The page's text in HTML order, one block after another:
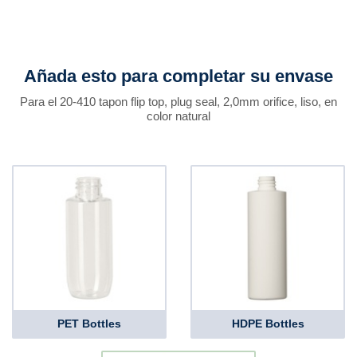
Añada esto para completar su envase
Para el 20-410 tapon flip top, plug seal, 2,0mm orifice, liso, en
color natural
PET Bottles HDPE Bottles